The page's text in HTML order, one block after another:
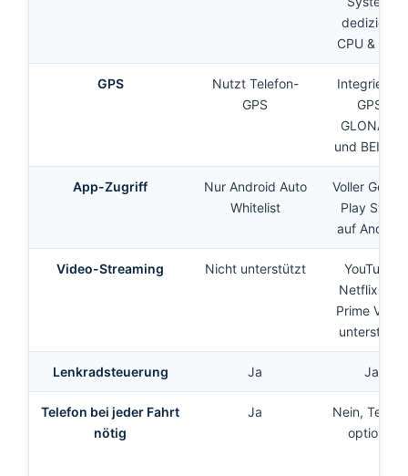
dedizierte
CPU & RAM
GPS
Nutzt Telefon-
GPS
Integriertes
GPS,
GLONASS
und BEIDOU
App-Zugriff
Nur Android Auto
Whitelist
Voller
Play Store
auf Android
Video-Streaming Nicht unterstützt
YouTube,
Netflix und
Prime Video
unterstützt
Lenkradsteuerung Ja Ja
Telefon bei jeder Fahrt
nötig
Ja
Nein,
optional